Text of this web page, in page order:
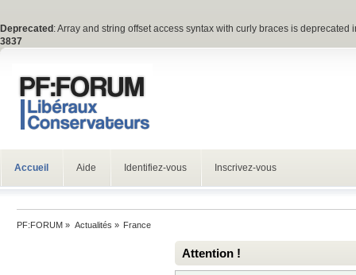
Deprecated : Array and string offset access syntax with curly braces is deprecated
3837
Accueil Aide Identifiez-vous Inscrivez-vous
PF:FORUM » Actualités » France
Attention !